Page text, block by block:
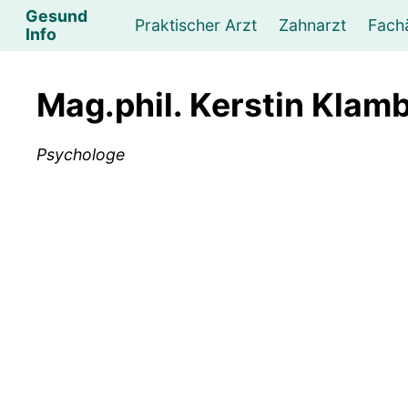
Gesund
Info
Praktischer Arzt Zahnarzt
Mag.phil. Kerstin
Psychologe